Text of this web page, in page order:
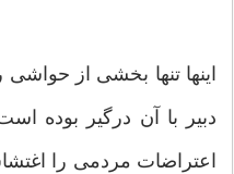
اینها تنها بخشی از
دبیر با آن درگیر بوده
اعتراضات مردمی را